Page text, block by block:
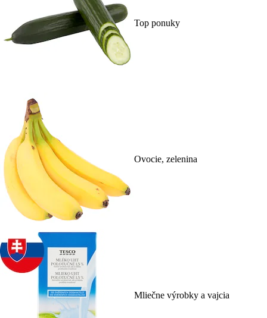
Top ponuky
Ovocie, zelenina
Mliečne výrobky a vajcia